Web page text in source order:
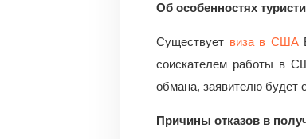
Об особенностях
Существует виза в США
соискателем работы в
обмана, заявителю будет
Причины отказов в